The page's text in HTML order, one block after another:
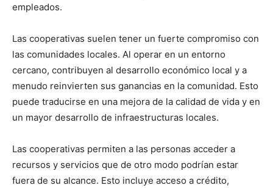
empleados.
Las cooperativas suelen tener un fuerte compromiso con
las comunidades locales. Al operar en un entorno
cercano, contribuyen al desarrollo económico local y a
menudo reinvierten sus ganancias en la comunidad. Esto
puede traducirse en una mejora de la calidad de vida y en
un mayor desarrollo de infraestructuras locales.
Las cooperativas permiten a las personas acceder a
recursos y servicios que de otro modo podrían estar
fuera de su alcance. Esto incluye acceso a crédito,